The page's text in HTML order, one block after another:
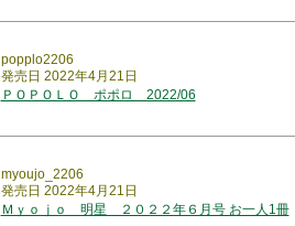
popplo2206
発売日 2022年4月21日
ＰＯＰＯＬＯ ポポロ 2022/06
myoujo_2206
発売日 2022年4月21日
Ｍｙｏｊｏ 明星 ２０２２年６月号 お一人1冊